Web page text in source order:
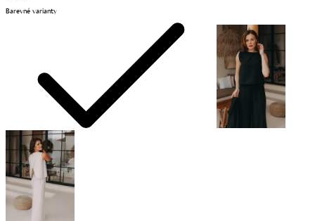
Barevné varianty